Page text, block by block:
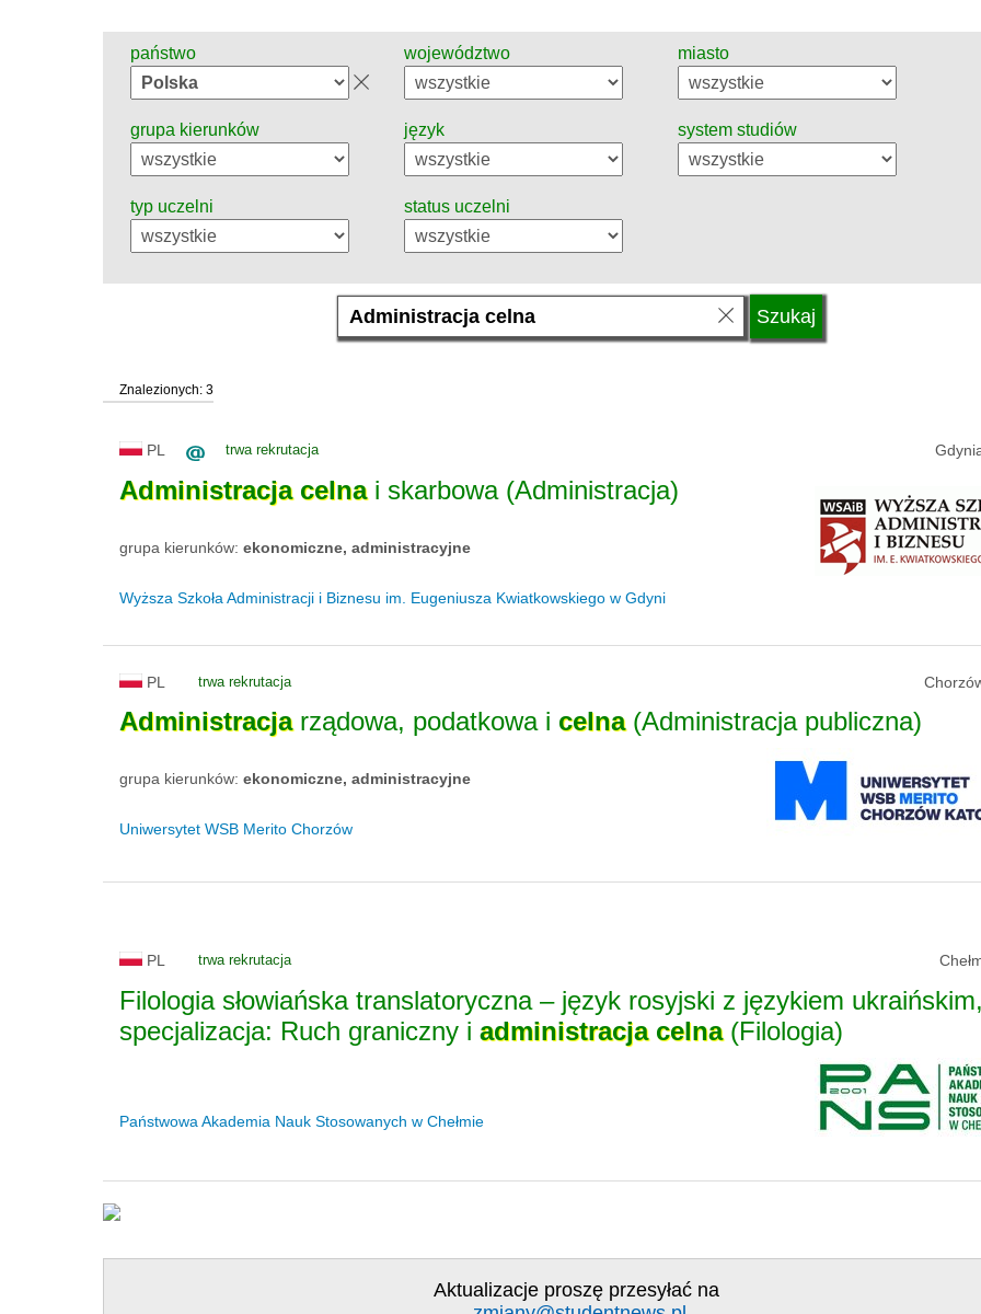
państwo województwo miasto
grupa kierunków język system studiów
typ uczelni status uczelni
Znalezionych: 3
PL trwa rekrutacja
Administracja celnai skarbowa (Administracja)
grupa kierunków: ekonomiczne, administracyjne
Wyższa Szkoła Administracji i Biznesu im. Eugeniusza Kwiatkowskiego w Gdyni
PL trwa rekrutacja
Administracjarządowa, podatkowa i celna(Administracja publiczna)
grupa kierunków: ekonomiczne, administracyjne
Uniwersytet WSB Merito Chorzów
PL trwa rekrutacja
Filologia słowiańska translatoryczna – język rosyjski z językiem
specjalizacja: Ruch graniczny i administracja celna(Filologia)
Państwowa Akademia Nauk Stosowanych w Chełmie
Aktualizacje proszę przesyłać na